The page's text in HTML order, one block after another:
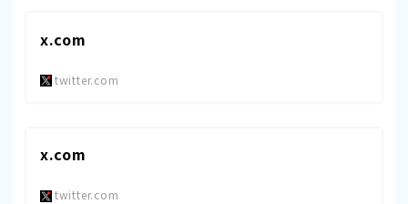
x.com
twitter.com
x.com
twitter.com